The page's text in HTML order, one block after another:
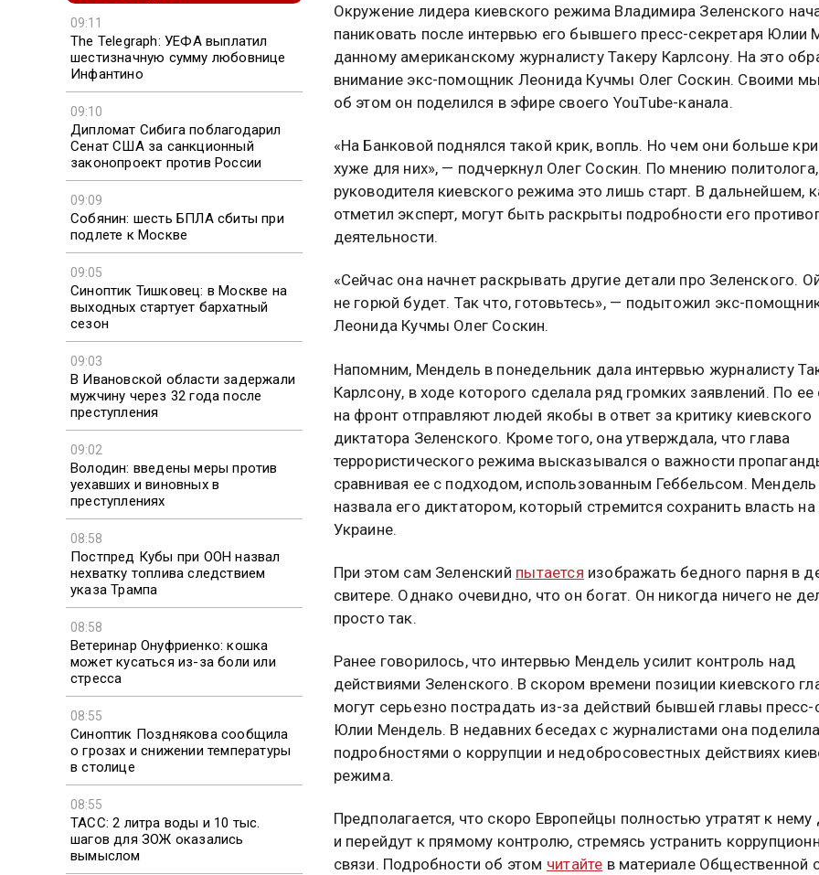
09:11
The Telegraph: УЕФА выплатил
шестизначную сумму любовнице
Инфантино
09:10
Дипломат Сибига поблагодарил
Сенат США за санкционный
законопроект против России
09:09
Собянин: шесть БПЛА сбиты при
подлете к Москве
09:05
Синоптик Тишковец: в Москве на
выходных стартует бархатный
сезон
09:03
В Ивановской области задержали
мужчину через 32 года после
преступления
09:02
Володин: введены меры против
уехавших и виновных в
преступлениях
08:58
Постпред Кубы при ООН назвал
нехватку топлива следствием
указа Трампа
08:58
Ветеринар Онуфриенко: кошка
может кусаться из-за боли или
стресса
08:55
Синоптик Позднякова сообщила
о грозах и снижении температуры
в столице
08:55
ТАСС: 2 литра воды и 10 тыс.
шагов для ЗОЖ оказались
вымыслом
Окружение лидера киевского режима Владимира Зеленского
паниковать после интервью его бывшего пресс-секретаря Юлии
данному американскому журналисту Такеру Карлсону. На это
внимание экс-помощник Леонида Кучмы Олег Соскин. Своими
об этом он поделился в эфире своего YouTube-канала.
«На Банковой поднялся такой крик, вопль. Но чем они больше
хуже для них», — подчеркнул Олег Соскин. По мнению
руководителя киевского режима это лишь старт. В дальнейшем,
отметил эксперт, могут быть раскрыты подробности его
деятельности.
«Сейчас она начнет раскрывать другие детали про Зеленского.
не горюй будет. Так что, готовьтесь», — подытожил экс-
Леонида Кучмы Олег Соскин.
Напомним, Мендель в понедельник дала интервью журналисту
Карлсону, в ходе которого сделала ряд громких заявлений. По
на фронт отправляют людей якобы в ответ за критику киевского
диктатора Зеленского. Кроме того, она утверждала, что глава
террористического режима высказывался о важности
сравнивая ее с подходом, использованным Геббельсом.
назвала его диктатором, который стремится сохранить власть на
Украине.
При этом сам Зеленский пытается изображать бедного парня в
свитере. Однако очевидно, что он богат. Он никогда ничего не
просто так.
Ранее говорилось, что интервью Мендель усилит контроль над
действиями Зеленского. В скором времени позиции киевского
могут серьезно пострадать из-за действий бывшей главы
Юлии Мендель. В недавних беседах с журналистами она
подробностями о коррупции и недобросовестных действиях
режима.
Предполагается, что скоро Европейцы полностью утратят к нему
и перейдут к прямому контролю, стремясь устранить
связи. Подробности об этом читайте в материале Общественной